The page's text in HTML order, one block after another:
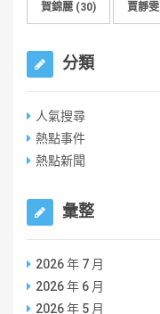
賀錦麗 (30) 賈靜雯
分類
人氣搜尋
熱點事件
熱點新聞
彙整
2026 年 7 月
2026 年 6 月
2026 年 5 月